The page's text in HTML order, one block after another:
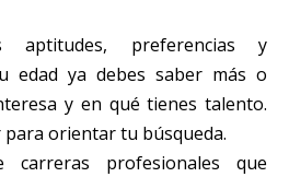
aptitudes, preferencias y
edad ya debes saber más o
y en qué tienes talento.
para orientar tu búsqueda.
carreras profesionales que